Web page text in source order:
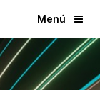
Menú